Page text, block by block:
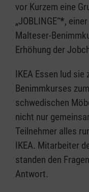
vor Kurzem eine
„JOBLINGE“*,
Malteser-
Erhöhung der
IKEA Essen lud
Benimmkurses
schwedischen
nicht nur
Teilnehmer alles
IKEA. Mitarbeiter
standen den
Antwort.